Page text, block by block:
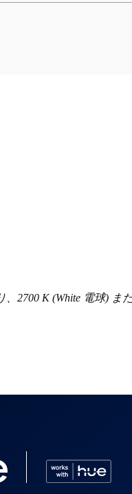
K (White 電球) また